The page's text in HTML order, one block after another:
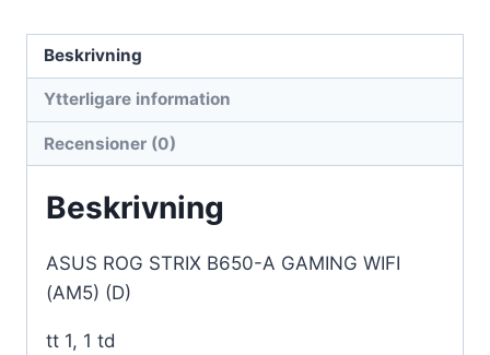
WIFI
(AM5)
(D)
Beskrivning
Ytterligare information
Recensioner (0)
Beskrivning
ASUS ROG STRIX B650-A GAMING WIFI
(AM5) (D)
tt 1, 1 td